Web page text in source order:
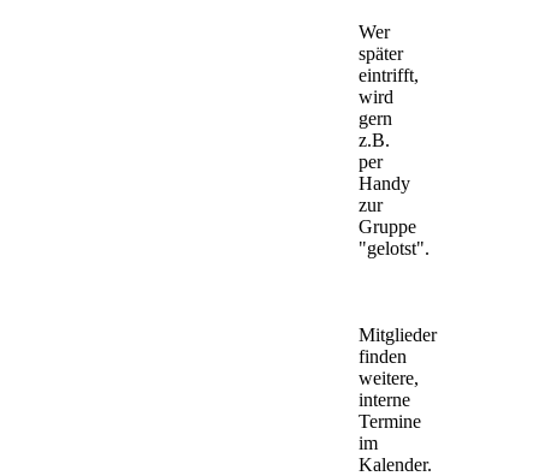
Wer
später
eintrifft,
wird
gern
z.B.
per
Handy
zur
Gruppe
"gelotst".
Mitglieder
finden
weitere,
interne
Termine
im
Kalender.